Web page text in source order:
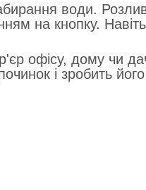
води.
на кнопку.
офісу, дому чи
і зробить